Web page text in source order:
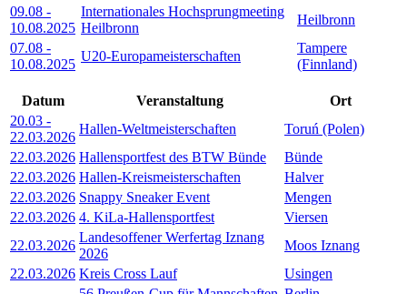
09.08 -
10.08.2025
Internationales Hochsprungmeeting
Heilbronn
Heilbronn
07.08 -
10.08.2025
U20-Europameisterschaften
Tampere
(Finnland)
Datum Veranstaltung
Ort
20.03 -
22.03.2026
Hallen-Weltmeisterschaften
Toruń (Polen)
22.03.2026 Hallensportfest des BTW Bünde
Bünde
22.03.2026 Hallen-Kreismeisterschaften
Halver
22.03.2026 Snappy Sneaker Event
Mengen
22.03.2026 4. KiLa-Hallensportfest
Viersen
22.03.2026
Landesoffener Werfertag Iznang
2026
Moos Iznang
22.03.2026 Kreis Cross Lauf
Usingen